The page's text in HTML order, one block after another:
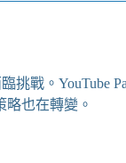
挑戰。 YouTube
也在轉變。